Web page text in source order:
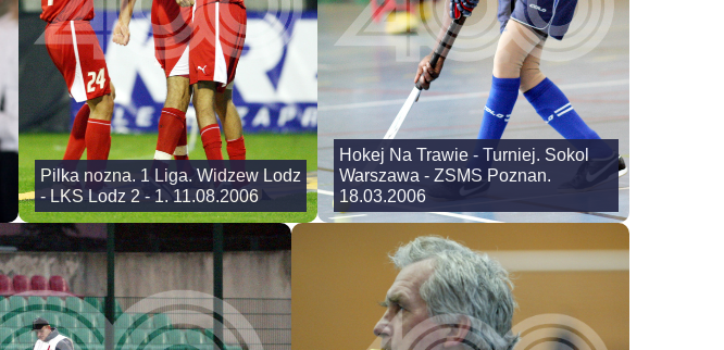
Pilka nozna. 1 Liga. Widzew Lodz
- LKS Lodz 2 - 1. 11.08.2006
Hokej Na Trawie - Turniej. Sokol
Warszawa - ZSMS Poznan.
18.03.2006